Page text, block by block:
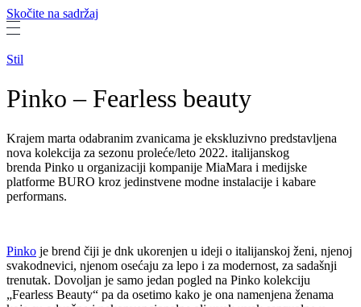
Skočite na sadržaj
Stil
Pinko – Fearless beauty
Krajem marta odabranim zvanicama je ekskluzivno predstavljena
nova kolekcija za sezonu proleće/leto 2022. italijanskog
brenda Pinko u organizaciji kompanije MiaMara i medijske
platforme BURO kroz jedinstvene modne instalacije i kabare
performans.
Pinko je brend čiji je dnk ukorenjen u ideji o italijanskoj ženi, njenoj
svakodnevici, njenom osećaju za lepo i za modernost, za sadašnji
trenutak. Dovoljan je samo jedan pogled na Pinko kolekciju
„Fearless Beauty“ pa da osetimo kako je ona namenjena ženama